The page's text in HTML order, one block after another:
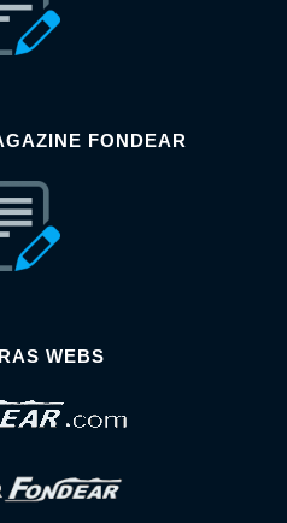
FONDEAR
WEBS